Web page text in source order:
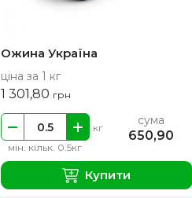
Ожина Україна
ціна за 1 кг
1 301,80 грн
мін. кільк. 0.5кг
кг сума
650,90
Купити